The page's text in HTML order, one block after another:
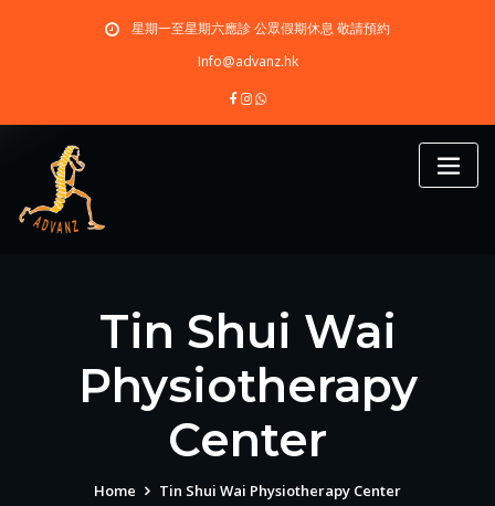
星期一至星期六應診 公眾假期休息 敬請預約
Info@advanz.hk
Tin Shui Wai
Physiotherapy
Center
Home Tin Shui Wai Physiotherapy Center